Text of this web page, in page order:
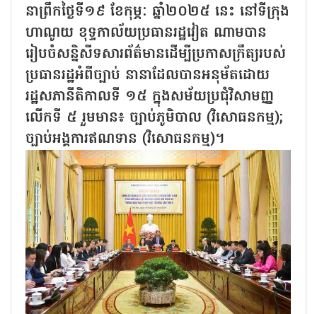
នាព្រឹកថ្ងៃទី១៩ ខែកុម្ភៈ ឆ្នាំ២០២៥ នេះ នៅទីក្រុង
ហាណូយ ខុទ្ទកាល័យប្រធានរដ្ឋវៀត ណាមបាន
រៀបចំសន្និសីទសារព័ត៌មានដើម្បីប្រកាសក្រឹត្យរបស់
ប្រធានរដ្ឋអំពីច្បាប់ នានាដែលបានអនុម័តដោយ
រដ្ឋសភានីតិកាលទី ១៥ ក្នុងសម័យប្រជុំវិសាមញ្ញ
លើកទី ៥ រួមមាន៖ ច្បាប់ភូមិបាល (វិសោធនកម្ម);
ច្បាប់អង្គការឥណទាន (វិសោធនកម្ម)។